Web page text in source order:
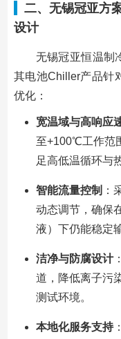
二、无锡冠亚方
设计
无锡冠亚恒温制
其电池Chiller产品针
优化：
宽温域与高响应
至+100℃工作范
足高低温循环与
智能流量控制 ：
动态调节，确保
液）下仍能稳定
洁净与防腐设计
道，降低离子污
测试环境。
本地化服务支持